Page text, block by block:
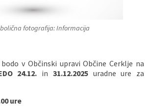
fotografija: Informacija
v Občinski upravi Občine Cerklje na
24.12. in 31.12.2025uradne ure za
ure
premoženjem